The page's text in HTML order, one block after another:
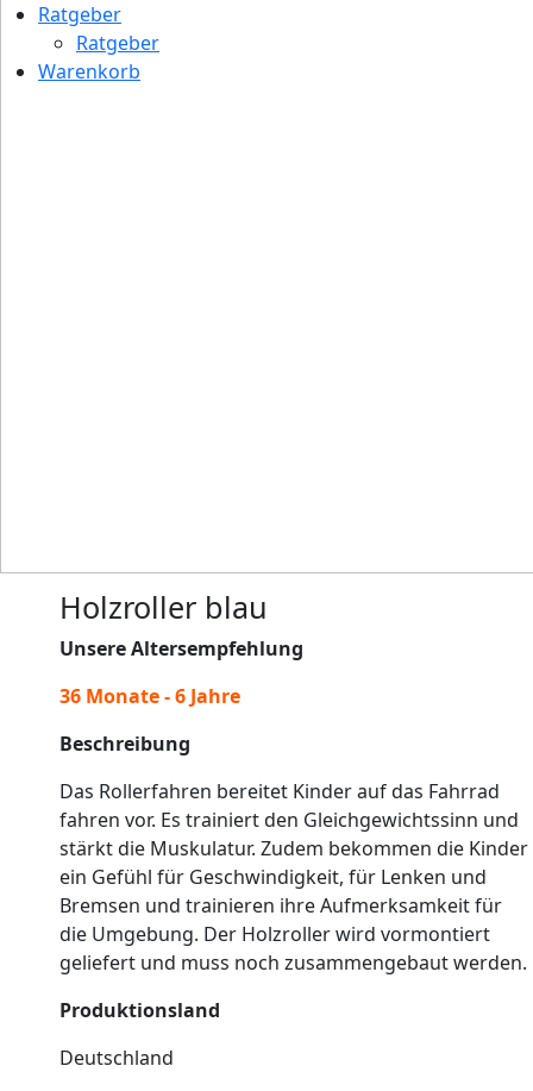
Ratgeber
Ratgeber
Warenkorb
Holzroller blau
Unsere Altersempfehlung
36 Monate - 6 Jahre
Beschreibung
Das Rollerfahren bereitet Kinder auf das Fahrrad
fahren vor. Es trainiert den Gleichgewichtssinn und
stärkt die Muskulatur. Zudem bekommen die Kinder
ein Gefühl für Geschwindigkeit, für Lenken und
Bremsen und trainieren ihre Aufmerksamkeit für
die Umgebung. Der Holzroller wird vormontiert
geliefert und muss noch zusammengebaut werden.
Produktionsland
Deutschland